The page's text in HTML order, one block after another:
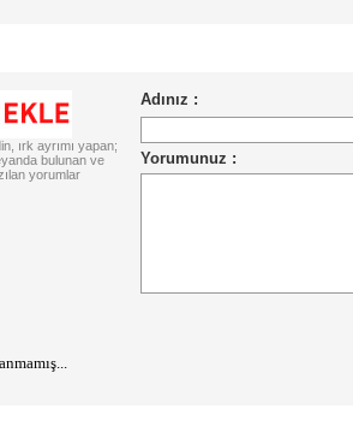
ırk ayrımı yapan;
bulunan ve
yorumlar